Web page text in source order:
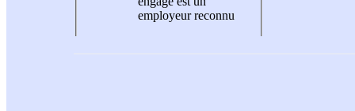
employeur reconnu